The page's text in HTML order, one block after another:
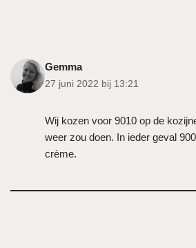
Gemma
27 juni 2022 bij 13:21
Wij kozen voor 9010 op de
weer zou doen. In ieder geval
crème.